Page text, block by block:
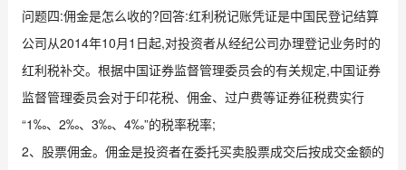
问题四:佣金是怎么收的?回答:红利税记账凭证是中国民登记结算
公司从2014年10月1日起,对投资者从经纪公司办理登记业务时的
红利税补交。根据中国证券监督管理委员会的有关规定,中国证券
监督管理委员会对于印花税、佣金、过户费等证券征税费实行
“1‰、2‰、3‰、4‰”的税率税率;
2、股票佣金。佣金是投资者在委托买卖股票成交后按成交金额的